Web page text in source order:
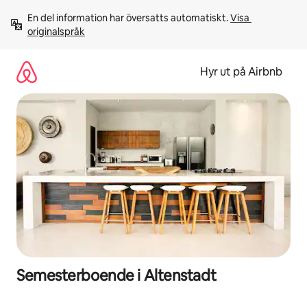
innehåll
En del information har översatts automatiskt. Visa
originalspråk
Hyr ut på Airbnb
Semesterboende i Altenstadt